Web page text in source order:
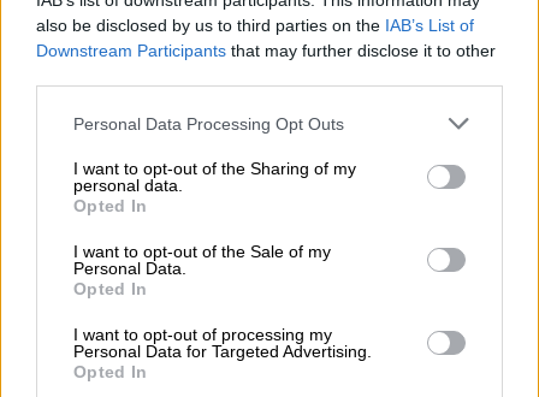
also be disclosed by us to third parties on the IAB’s List of
Downstream Participants that may further disclose it to other
Personal Data Processing Opt Outs
I want to opt-out of the Sharing of my
personal data.
Opted In
I want to opt-out of the Sale of my
Personal Data.
Opted In
I want to opt-out of processing my
Personal Data for Targeted Advertising.
Opted In
la fuerza, la sabiduría o la protección.
Mediante el uso de materiales sencillos y
técnicas plásticas accesibles, darán forma a una
pieza cargada de significado, en un proceso
creativo que une simbolismo, imaginación y
Público:de 3 a 6 años. Acompañados por un
adulto.
Matrícula: 10€ por sesión (más gastos de gestión).
Sesiones independientes
caso de que la organización cancele la
actividad.